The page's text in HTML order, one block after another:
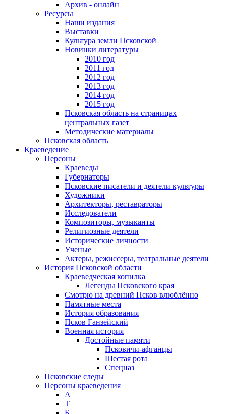
Архив - онлайн
Ресурсы
Наши издания
Выставки
Культура земли Псковской
Новинки литературы
2010 год
2011 год
2012 год
2013 год
2014 год
2015 год
Псковская область на страницах
центральных газет
Методические материалы
Псковская область
Краеведение
Персоны
Краеведы
Губернаторы
Псковские писатели и деятели культуры
Художники
Архитекторы, реставраторы
Исследователи
Композиторы, музыканты
Религиозные деятели
Исторические личности
Ученые
Актеры, режиссеры, театральные деятели
История Псковской области
Краеведческая копилка
Легенды Псковского края
Смотрю на древний Псков влюблённо
Памятные места
История образования
Псков Ганзейский
Военная история
Достойные памяти
Псковичи-афганцы
Шестая рота
Спецназ
Псковские следы
Персоны краеведения
А
T